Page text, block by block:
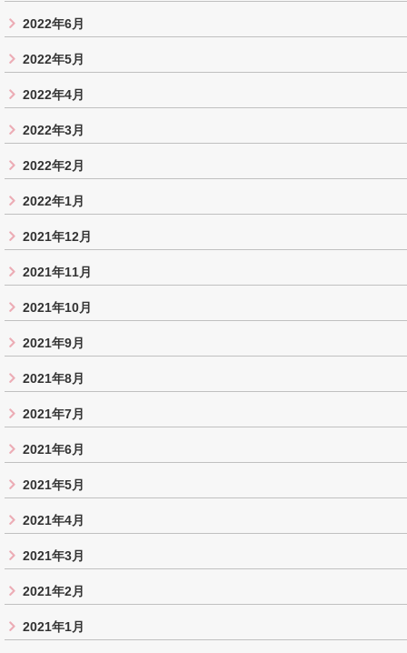
2022年6月
2022年5月
2022年4月
2022年3月
2022年2月
2022年1月
2021年12月
2021年11月
2021年10月
2021年9月
2021年8月
2021年7月
2021年6月
2021年5月
2021年4月
2021年3月
2021年2月
2021年1月